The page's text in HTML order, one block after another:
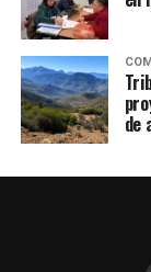
de